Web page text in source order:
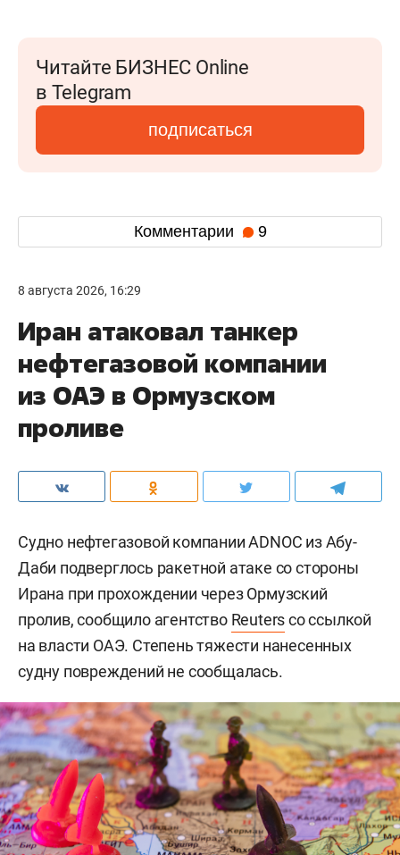
Читайте БИЗНЕС Online
в Telegram
подписаться
Комментарии 9
8 августа 2026, 16:29
Иран атаковал танкер
нефтегазовой компании
из ОАЭ в Ормузском
проливе
Судно нефтегазовой компании ADNOC из Абу-
Даби подверглось ракетной атаке со стороны
Ирана при прохождении через Ормузский
пролив, сообщило агентство Reutersсо ссылкой
на власти ОАЭ. Степень тяжести нанесенных
судну повреждений не сообщалась.